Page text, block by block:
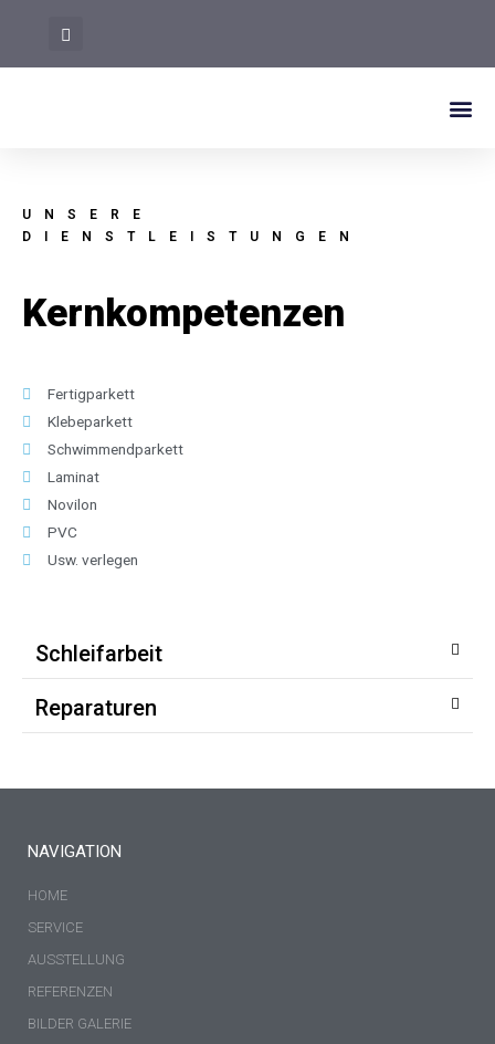
UNSERE
DIENSTLEISTUNGEN
Kernkompetenzen
Fertigparkett
Klebeparkett
Schwimmendparkett
Laminat
Novilon
PVC
Usw. verlegen
Schleifarbeit
Reparaturen
NAVIGATION
HOME
SERVICE
AUSSTELLUNG
REFERENZEN
BILDER GALERIE